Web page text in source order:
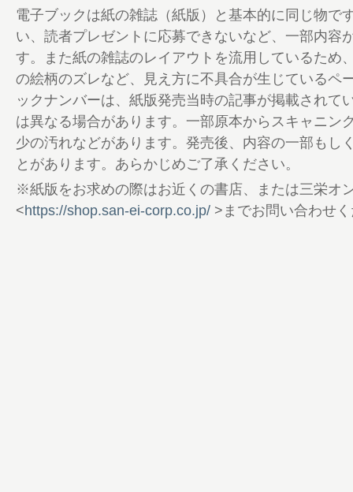
58 編集後記
59 D STATION
64 みん走【ぶんまわし走in日光】
66 D1 EXPRESS
68 フォーミュラD通信
71 自腹でパーツインプレ！ あいうぉんち
72 想定外ましーんず
74 SHOT in the PADDOCK
76 ANOTHER D WORLD
78 闘輪 BATTLE WHEEL
80 ドリバ市場
電子ブックは紙の雑誌（紙版）と基本的に同じ物で
い、読者プレゼントに応募できないなど、一部内容
す。また紙の雑誌のレイアウトを流用しているため
の絵柄のズレなど、見え方に不具合が生じているペ
ックナンバーは、紙版発売当時の記事が掲載されて
は異なる場合があります。一部原本からスキャニン
少の汚れなどがあります。発売後、内容の一部もし
とがあります。あらかじめご了承ください。
※紙版をお求めの際はお近くの書店、または三栄オ
<https://shop.san-ei-corp.co.jp/ >までお問い合わせ